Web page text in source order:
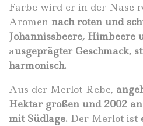
Farbe wird er in der Nase
Aromen nach roten und
Johannissbeere, Himbeere
ausgeprägter Geschmack,
harmonisch.
Aus der Merlot-Rebe,
Hektar großen und 2002
mit Südlage. Der Merlot ist